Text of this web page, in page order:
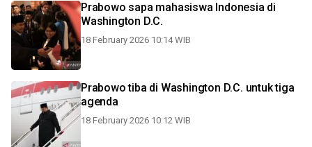
Prabowo sapa mahasiswa Indonesia di
Washington D.C.
18 February 2026 10:14 WIB
Prabowo tiba di Washington D.C. untuk tiga
agenda
18 February 2026 10:12 WIB